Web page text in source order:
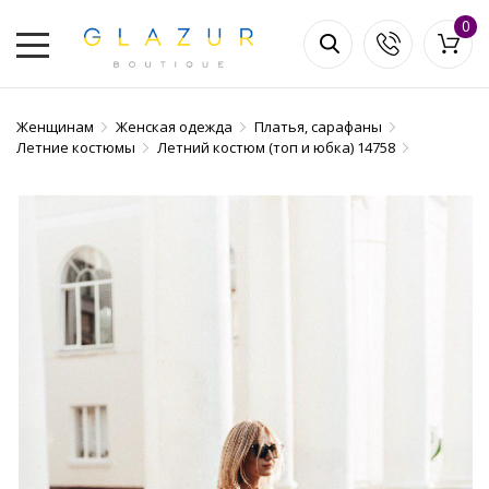
0
Женщинам Женская одежда
Платья, сарафаны
Летние костюмы
Летний костюм (топ и юбка) 14758